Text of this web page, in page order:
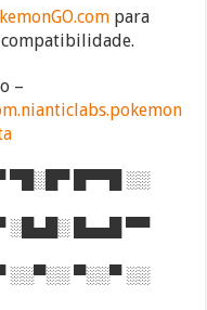
para
–
▀█░█▀ █▀▀█ ░░
░█▄█░ █▄▄█ ▀▀
░░▀░░ ▀░░▀ ░░